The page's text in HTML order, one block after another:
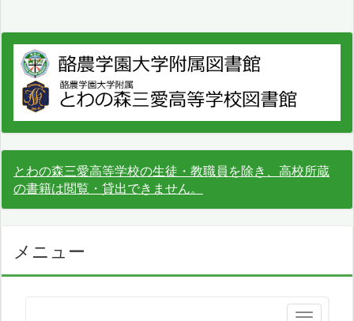
とわの森三愛高等学校の生徒・教職員を除き、高校所蔵
の書籍は閲覧・貸出できません。
メニュー